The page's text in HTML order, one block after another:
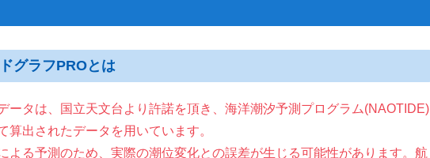
グラフPROとは
ータは、国立天文台より許諾を頂き、海洋潮汐予測プログラム(NAOTIDE)
算出されたデータを用いています。
よる予測のため、実際の潮位変化との誤差が生じる可能性があります。航